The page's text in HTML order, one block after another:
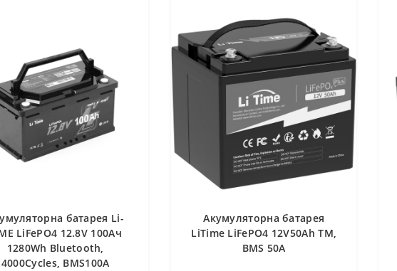
батарея Li-
LiFePO4 12.8V 100Ач
1280Wh Bluetooth,
4000Cycles, BMS100A
Акумуляторна батарея
LiTime LiFePO4 12V50Ah TM,
BMS 50A